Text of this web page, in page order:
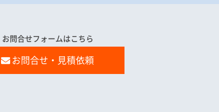
お問合せフォームはこちら
お問合せ・見積依頼